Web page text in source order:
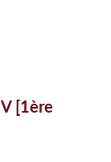
[1ère